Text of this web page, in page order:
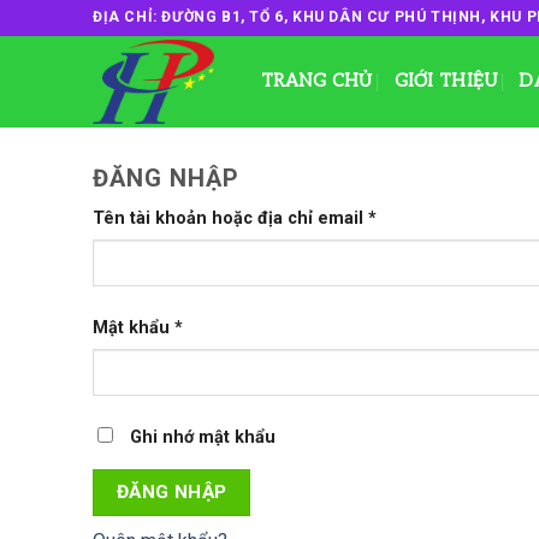
to
ĐỊA CHỈ: ĐƯỜNG B1, TỔ 6, KHU DÂN CƯ PHÚ THỊNH, KHU
TRANG CHỦ GIỚI THIỆU
ĐĂNG NHẬP
Tên tài khoản hoặc địa chỉ email *
Mật khẩu *
Ghi nhớ mật khẩu
ĐĂNG NHẬP